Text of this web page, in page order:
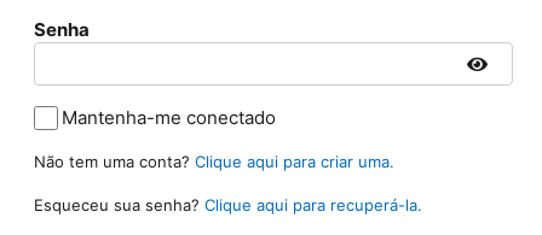
Senha
Mantenha-me conectado
Não tem uma conta? Clique aqui para criar uma.
Esqueceu sua senha? Clique aqui para recuperá-la.